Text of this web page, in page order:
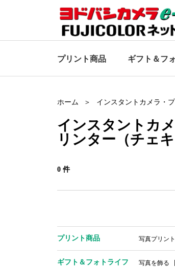
プリント商品 ギフト＆フ
ホーム インスタントカメラ・
インスタントカ
リンター（チェキ
0 件
プリント商品 写真プリント
ギフト＆ フォトライフ 写真を飾る